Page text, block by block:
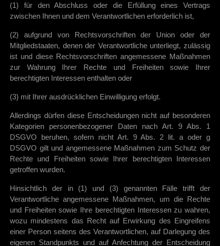
(1) für den Abschluss oder die Erfüllung eines Vertrags
zwischen Ihnen und dem Verantwortlichen erforderlich ist,
(2) aufgrund von Rechtsvorschriften der Union oder der
Mitgliedstaaten, denen der Verantwortliche unterliegt, zulässig
ist und diese Rechtsvorschriften angemessene Maßnahmen
zur Wahrung Ihrer Rechte und Freiheiten sowie Ihrer
berechtigten Interessen enthalten oder
(3) mit Ihrer ausdrücklichen Einwilligung erfolgt.
Allerdings dürfen diese Entscheidungen nicht auf besonderen
Kategorien personenbezogener Daten nach Art. 9 Abs. 1
DSGVO beruhen, sofern nicht Art. 9 Abs. 2 lit. a oder g
DSGVO gilt und angemessene Maßnahmen zum Schutz der
Rechte und Freiheiten sowie Ihrer berechtigten Interessen
getroffen wurden.
Hinsichtlich der in (1) und (3) genannten Fälle trifft der
Verantwortliche angemessene Maßnahmen, um die Rechte
und Freiheiten sowie Ihre berechtigten Interessen zu wahren,
wozu mindestens das Recht auf Erwirkung des Eingreifens
einer Person seitens des Verantwortlichen, auf Darlegung des
eigenen Standpunkts und auf Anfechtung der Entscheidung